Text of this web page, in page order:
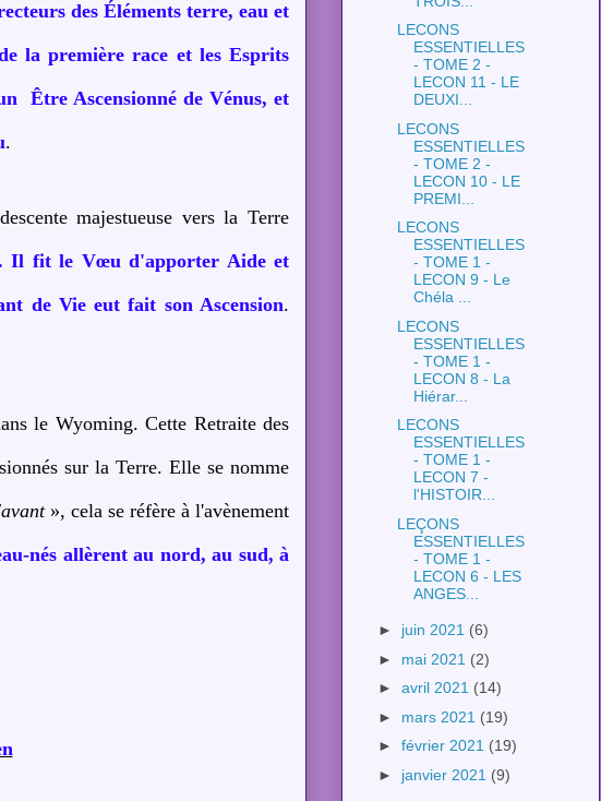
des Éléments terre, eau et
la première race et les Esprits
Être Ascensionné de Vénus, et
.
majestueuse vers la Terre
Il fit le Vœu d'apporter Aide et
de Vie eut fait son Ascension.
le Wyoming. Cette Retraite des
sur la Terre. Elle se nomme
», cela se réfère à l'avènement
nés allèrent au nord, au sud, à
LECONS
ESSENTIELLES
- TOME 2 -
LECON 11 - LE
DEUXI...
LECONS
ESSENTIELLES
- TOME 2 -
LECON 10 - LE
PREMI...
LECONS
ESSENTIELLES
- TOME 1 -
LECON 9 - Le
Chéla ...
LECONS
ESSENTIELLES
- TOME 1 -
LECON 8 - La
Hiérar...
LECONS
ESSENTIELLES
- TOME 1 -
LECON 7 -
l'HISTOIR...
LEÇONS
ESSENTIELLES
- TOME 1 -
LECON 6 - LES
ANGES...
► juin 2021 (6)
► mai 2021 (2)
► avril 2021 (14)
► mars 2021 (19)
► février 2021 (19)
► janvier 2021 (9)